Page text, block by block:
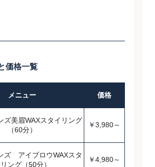
価格一覧
メニュー 価格
ズ美眉WAXスタイリング
（60分）
￥3,980～
ズ アイブロウWAXスタ
ング（50分）
￥4,980～